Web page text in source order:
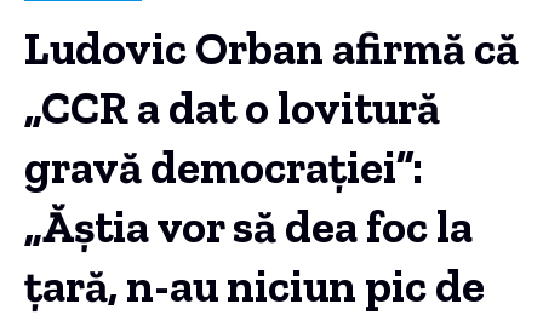
Ludovic Orban afirmă că
„CCR a dat o lovitură
gravă democrației”:
„Ăștia vor să dea foc la
țară, n-au niciun pic de